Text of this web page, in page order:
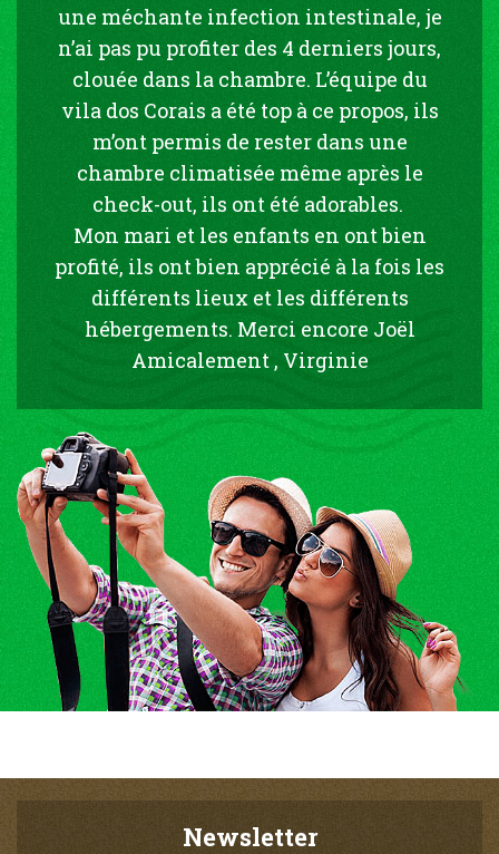
une méchante infection intestinale, je
n’ai pas pu profiter des 4 derniers jours,
clouée dans la chambre. L’équipe du
vila dos Corais a été top à ce propos, ils
m’ont permis de rester dans une
chambre climatisée même après le
check-out, ils ont été adorables.
Mon mari et les enfants en ont bien
profité, ils ont bien apprécié à la fois les
différents lieux et les différents
hébergements. Merci encore Joël
Amicalement , Virginie
Newsletter